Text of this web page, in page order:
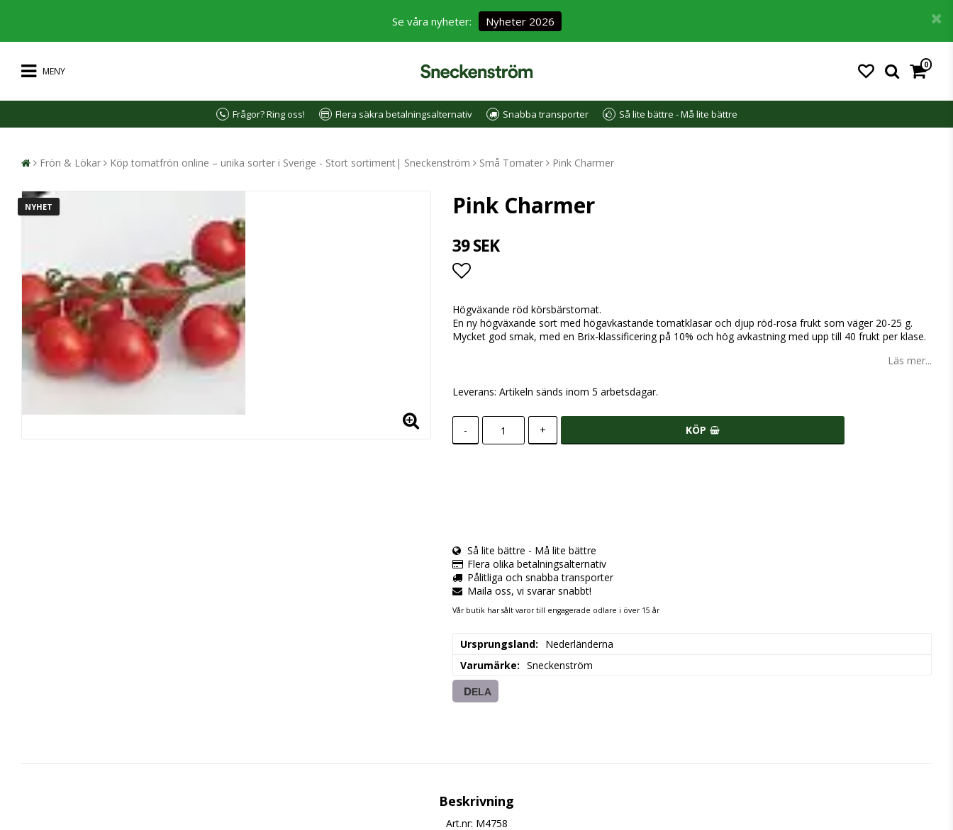
Se våra nyheter: Nyheter 2026
MENY
0
Frågor? Ring oss! Flera säkra betalningsalternativ Snabba transporter Så lite bättre - Må lite bättre
Frön & Lökar Köp tomatfrön online – unika sorter i Sverige - Stort sortiment| Sneckenström Små Tomater Pink Charmer
NYHET Pink Charmer
39 SEK
Lägg till i favoritlistan
Högväxande röd körsbärstomat.
En ny högväxande sort med högavkastande tomatklasar och djup röd-rosa frukt som väger 20-25 g.
Mycket god smak, med en Brix-klassificering på 10% och hög avkastning med upp till 40 frukt per klase.
Läs mer...
Leverans: Artikeln sänds inom 5 arbetsdagar.
- + KÖP
Så lite bättre - Må lite bättre
Flera olika betalningsalternativ
Pålitliga och snabba transporter
Maila oss, vi svarar snabbt!
Vår butik har sålt varor till engagerade odlare i över 15 år
Ursprungsland
Nederländerna
Varumärke
Sneckenström
DELA
Beskrivning
Art.nr: M4758